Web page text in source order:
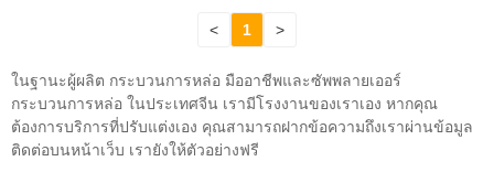
< 1 >
ในฐานะผู้ผลิต กระบวนการหล่อ มืออาชีพและซัพพลายเออร์
กระบวนการหล่อ ในประเทศจีน เรามีโรงงานของเราเอง หากคุณ
ต้องการบริการที่ปรับแต่งเอง คุณสามารถฝากข้อความถึงเราผ่านข้อมูล
ติดต่อบนหน้าเว็บ เรายังให้ตัวอย่างฟรี